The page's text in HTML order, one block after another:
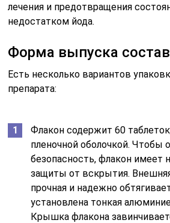
лечения и предотвращения
недостатком йода.
Форма выпуска
Есть несколько вариантов
препарата:
Флакон содержит 60
пленочной оболочкой. Чтобы
безопасность, флакон имеет
защиты от вскрытия.
прочная и надежно
установлена тонкая
Крышка флакона